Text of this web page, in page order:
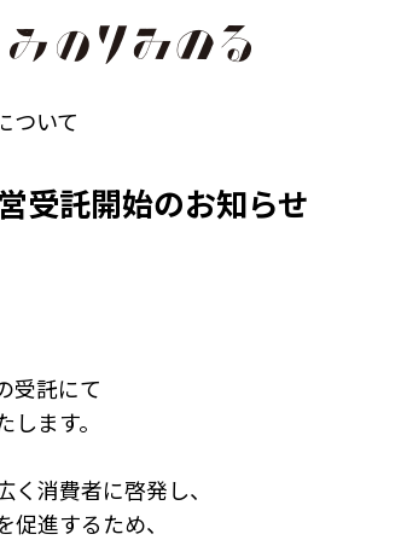
ついて
受託開始のお知らせ
受託にて
ます。
消費者に啓発し、
進するため、